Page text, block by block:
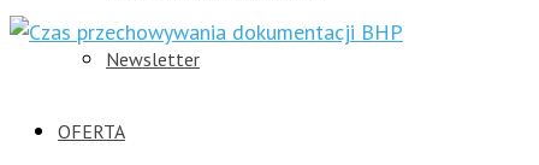
Newsletter
OFERTA